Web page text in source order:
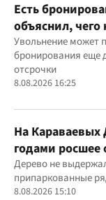
Есть
объяснил, чего
Увольнение может
бронирования еще
отсрочки
8.08.2026 16:25
На Караваевых
годами росшее
Дерево не
припаркованные
8.08.2026 15:10